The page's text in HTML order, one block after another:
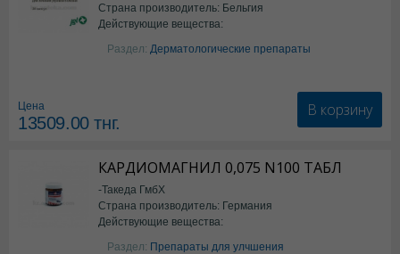
Страна производитель: Бельгия
Действующие вещества:
Изотретиноин
Раздел: Дерматологические препараты
Цена
13509.00тнг.
В корзину
КАРДИОМАГНИЛ 0,075 N100 ТАБЛ
-Такеда ГмбХ
Страна производитель: Германия
Действующие вещества:
ацетилсалициловая кислота
Раздел: Препараты для улчшения